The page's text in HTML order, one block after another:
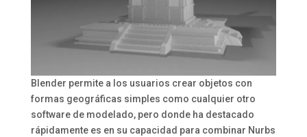
Blender permite a los usuarios crear objetos con
formas geográficas simples como cualquier otro
software de modelado, pero donde ha destacado
rápidamente es en su capacidad para combinar Nurbs